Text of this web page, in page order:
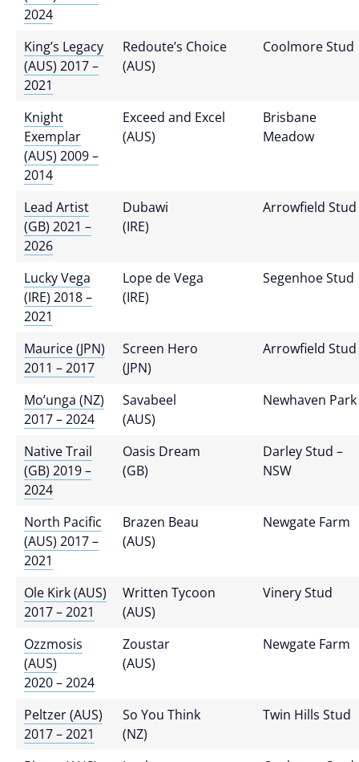
2024
King’s Legacy
(AUS) 2017 –
2021
Redoute’s Choice
(AUS)
Coolmore Stud
Knight
Exemplar
(AUS) 2009 –
2014
Exceed and Excel
(AUS)
Brisbane
Meadow
Lead Artist
(GB) 2021 –
2026
Dubawi
(IRE)
Arrowfield Stud
Lucky Vega
(IRE) 2018 –
2021
Lope de Vega
(IRE)
Segenhoe Stud
Maurice (JPN)
2011 – 2017
Screen Hero
(JPN)
Arrowfield Stud
Mo’unga (NZ)
2017 – 2024
Savabeel
(AUS)
Newhaven Park
Native Trail
(GB) 2019 –
2024
Oasis Dream
(GB)
Darley Stud –
NSW
North Pacific
(AUS) 2017 –
2021
Brazen Beau
(AUS)
Newgate Farm
Ole Kirk (AUS)
2017 – 2021
Written Tycoon
(AUS)
Vinery Stud
Ozzmosis
(AUS)
2020 – 2024
Zoustar
(AUS)
Newgate Farm
Peltzer (AUS)
2017 – 2021
So You Think
(NZ)
Twin Hills Stud